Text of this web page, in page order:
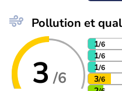
Pollution et
3 /6
1/6
1/6
1/6
3/6